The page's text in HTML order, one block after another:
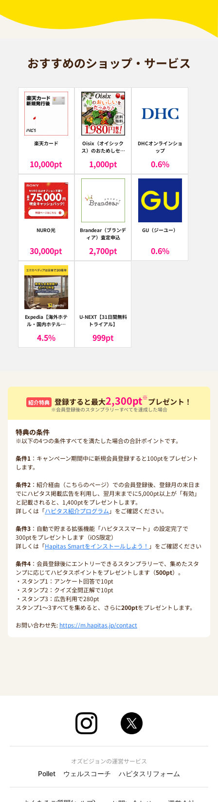
おすすめのショップ・サービス
楽天カード
10,000pt
Oisix（オイシック
ス）のおためしセッ
1,000pt
DHCオンラインショ
ップ
0.6%
NURO光
30,000pt
Brandear（ブランデ
ィア）査定申込
2,700pt
GU（ジーユー）
0.6%
Expedia【海外ホテ
ル・国内ホテル予
ア）
4.5%
U-NEXT【31日間無料
トライアル】
999pt
紹介特典 登録すると最大2,300pt※プレゼント！
※会員登録後のスタンプラリーすべてを達成した場合
特典の条件
※以下の4つの条件すべてを満たした場合の合計ポイントです。
条件1 ：キャンペーン期間中に新規会員登録すると100ptをプレゼント
します。
条件2 ：紹介経由（こちらのページ）での会員登録後、登録月の末日ま
でにハピタス掲載広告を利用し、翌月末までに5,000pt以上が「有効」
と記載されると、1,400ptをプレゼントします。
詳しくは「ハピタス紹介プログラム 」をご確認ください。
条件3 ：自動で貯まる拡張機能「ハピタススマート」の設定完了で
300ptをプレゼントします（iOS限定）
詳しくは「Hapitas Smartをインストールしよう！ 」をご確認ください
条件4 ：会員登録後にエントリーできるスタンプラリーで、集めたスタ
ンプに応じてハピタスポイントをプレゼントします（500pt）。
・スタンプ1：アンケート回答で10pt
・スタンプ2：クイズ全問正解で10pt
・スタンプ3：広告利用で280pt
スタンプ1〜3すべてを集めると、さらに200ptをプレゼントします。
お問い合わせ先: https://m.hapitas.jp/contact
オズビジョンの運営サービス
Pollet
ウェルスコーチ ハピタスリフォーム